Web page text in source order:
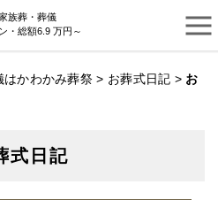
族葬・葬儀
・総額6.9 万円～
はかわかみ葬祭 > お葬式日記 > お
式日記